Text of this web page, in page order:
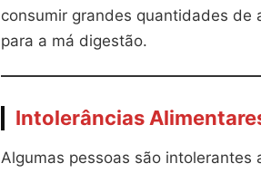
consumir grandes quantidades
para a má digestão.
Intolerâncias
Algumas pessoas são